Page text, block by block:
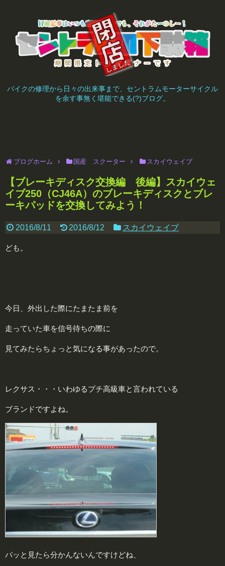
バイクの修理から日々の出来事まで、セントラムモーターサイクル
を余す事無く堪能できる(?)ブログ。
ブログホーム 国産 スクーター スカイウェイブ
【ブレーキディスク交換編 後編】スカイウェ
イブ250（CJ46A）のブレーキディスクとブレ
ーキパッドを交換してみよう！
2016/8/11 2016/8/12 スカイウェイブ
ども。
今日、外出した際にたまたま前を
走っていた車を信号待ちの際に
見てみたらちょっと気になる事があったので。
レクサス・・・いわゆるプチ高級車と言われている
ブランドですよね。
パッと見たら分かんないんですけどね、